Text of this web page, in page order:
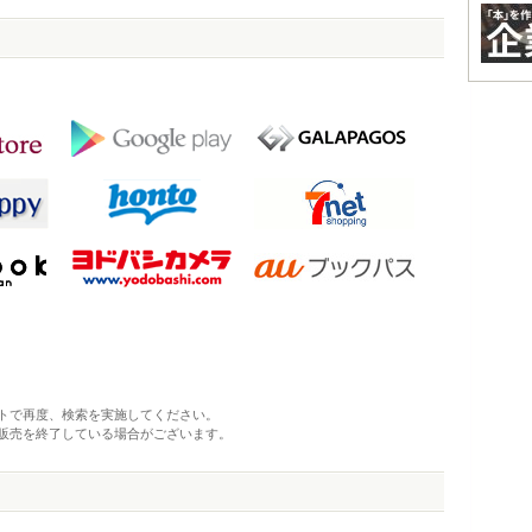
再度、検索を実施してください。
を終了している場合がございます。